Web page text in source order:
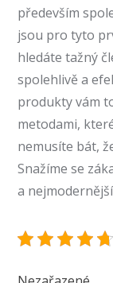
především
jsou pro tyto
hledáte tažný
spolehlivě a
produkty vám
metodami,
nemusíte bát,
Snažíme se
a